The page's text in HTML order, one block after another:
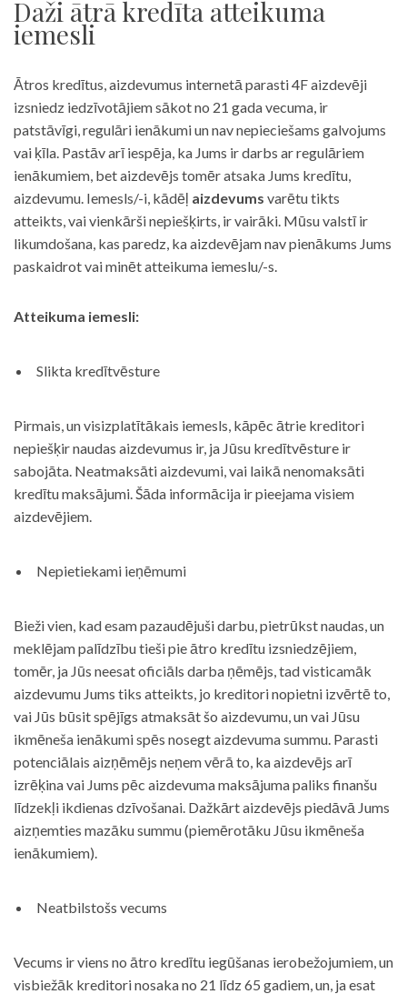
Daži ātrā kredīta atteikuma
iemesli
Ātros kredītus, aizdevumus internetā parasti 4F aizdevēji
izsniedz iedzīvotājiem sākot no 21 gada vecuma, ir
patstāvīgi, regulāri ienākumi un nav nepieciešams galvojums
vai ķīla. Pastāv arī iespēja, ka Jums ir darbs ar regulāriem
ienākumiem, bet aizdevējs tomēr atsaka Jums kredītu,
aizdevumu. Iemesls/-i, kādēļ aizdevums varētu tikts
atteikts, vai vienkārši nepiešķirts, ir vairāki. Mūsu valstī ir
likumdošana, kas paredz, ka aizdevējam nav pienākums Jums
paskaidrot vai minēt atteikuma iemeslu/-s.
Atteikuma iemesli:
Slikta kredītvēsture
Pirmais, un visizplatītākais iemesls, kāpēc ātrie kreditori
nepiešķir naudas aizdevumus ir, ja Jūsu kredītvēsture ir
sabojāta. Neatmaksāti aizdevumi, vai laikā nenomaksāti
kredītu maksājumi. Šāda informācija ir pieejama visiem
aizdevējiem.
Nepietiekami ieņēmumi
Bieži vien, kad esam pazaudējuši darbu, pietrūkst naudas, un
meklējam palīdzību tieši pie ātro kredītu izsniedzējiem,
tomēr, ja Jūs neesat oficiāls darba ņēmējs, tad visticamāk
aizdevumu Jums tiks atteikts, jo kreditori nopietni izvērtē to,
vai Jūs būsit spējīgs atmaksāt šo aizdevumu, un vai Jūsu
ikmēneša ienākumi spēs nosegt aizdevuma summu. Parasti
potenciālais aizņēmējs neņem vērā to, ka aizdevējs arī
izrēķina vai Jums pēc aizdevuma maksājuma paliks finanšu
līdzekļi ikdienas dzīvošanai. Dažkārt aizdevējs piedāvā Jums
aizņemties mazāku summu (piemērotāku Jūsu ikmēneša
ienākumiem).
Neatbilstošs vecums
Vecums ir viens no ātro kredītu iegūšanas ierobežojumiem, un
visbiežāk kreditori nosaka no 21 līdz 65 gadiem, un, ja esat